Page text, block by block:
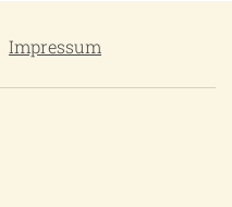
Impressum